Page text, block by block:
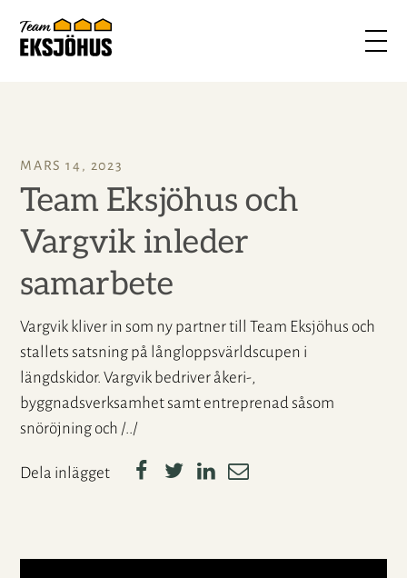
MARS 14, 2023
Team Eksjöhus och
Vargvik inleder
samarbete
Vargvik kliver in som ny partner till Team Eksjöhus och
stallets satsning på långloppsvärldscupen i
längdskidor. Vargvik bedriver åkeri-,
byggnadsverksamhet samt entreprenad såsom
snöröjning och /../
Dela inlägget